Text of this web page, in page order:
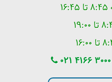
021 4166 3000